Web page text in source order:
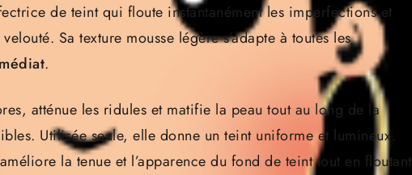
de teint qui floute instantanément les imperfections et
Sa texture mousse légère s’adapte à toutes les
.
atténue les ridules et matifie la peau tout au long de la
Utilisée seule, elle donne un teint uniforme et lumineux.
la tenue et l’apparence du fond de teint tout en floutant